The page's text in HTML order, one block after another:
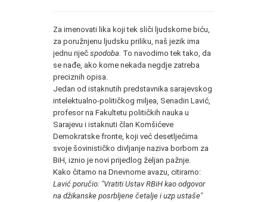
Za imenovati lika koji tek sliči ljudskome biću,
za poružnjenu ljudsku priliku, naš jezik ima
jednu riječ spodoba. To navodimo tek tako, da
se nađe, ako kome nekada negdje zatreba
preciznih opisa.
Jedan od istaknutih predstavnika sarajevskog
intelektualno-političkog miljea, Senadin Lavić,
profesor na Fakultetu političkih nauka u
Sarajevu i istaknuti član Komšićeve
Demokratske fronte, koji već desetljećima
svoje šovinističko divljanje naziva borbom za
BiH, iznio je novi prijedlog željan pažnje.
Kako čitamo na Dnevnome avazu, citiramo:
Lavić poručio: "Vratiti Ustav RBiH kao odgovor
na džikanske posrbljene četalje i uzp ustaše"